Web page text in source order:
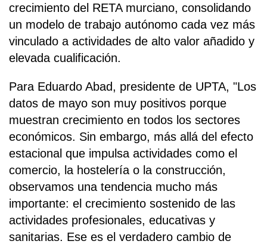
crecimiento del RETA murciano, consolidando
un modelo de trabajo autónomo cada vez más
vinculado a actividades de alto valor añadido y
elevada cualificación.
Para Eduardo Abad, presidente de UPTA, "Los
datos de mayo son muy positivos porque
muestran crecimiento en todos los sectores
económicos. Sin embargo, más allá del efecto
estacional que impulsa actividades como el
comercio, la hostelería o la construcción,
observamos una tendencia mucho más
importante: el crecimiento sostenido de las
actividades profesionales, educativas y
sanitarias. Ese es el verdadero cambio de